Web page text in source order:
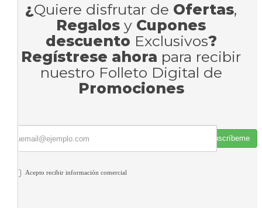
¿Quiere disfrutar de Ofertas,
Regalos y Cupones
descuento Exclusivos?
Regístrese ahora para recibir
nuestro Folleto Digital de
Promociones
Suscríbeme
Acepto recibir información comercial